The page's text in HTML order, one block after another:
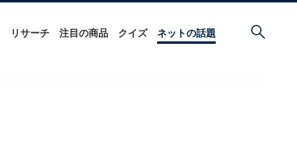
リサーチ 注目の商品 クイズ ネットの話題